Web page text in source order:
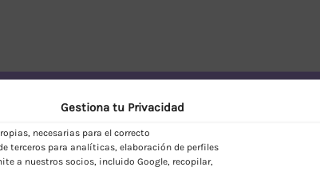
Gestiona tu Privacidad
necesarias para el correcto
terceros para analíticas, elaboración de perfiles
a nuestros socios, incluido Google, recopilar,
en España